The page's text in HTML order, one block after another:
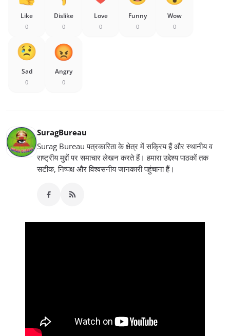
Like
0
Dislike
0
Love
0
Funny
0
Wow
0
Sad
0
Angry
0
SuragBureau
Surag Bureau पत्रकारिता के क्षेत्र में सक्रिय हैं और स्थानीय व
राष्ट्रीय मुद्दों पर समाचार लेखन करते हैं। हमारा उद्देश्य पाठकों तक
सटीक, निष्पक्ष और विश्वसनीय जानकारी पहुंचाना हैं।